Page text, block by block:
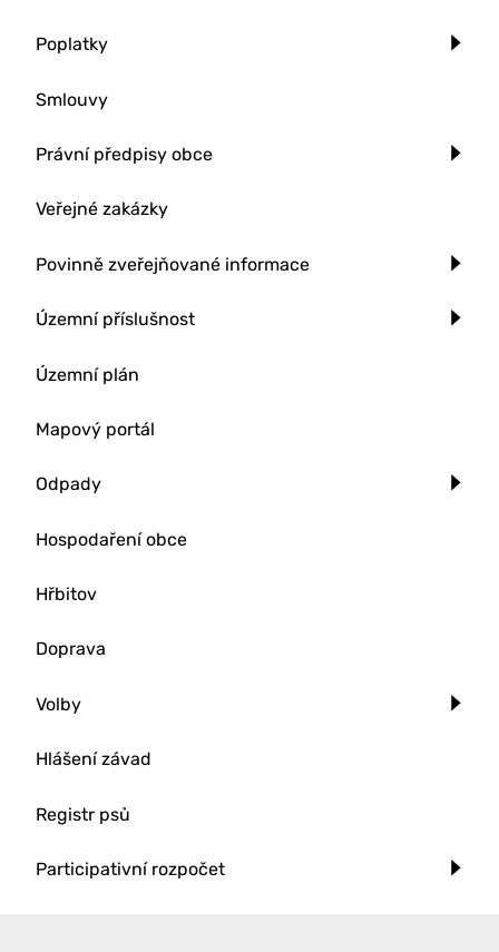
Poplatky
Smlouvy
Právní předpisy obce
Veřejné zakázky
Povinně zveřejňované informace
Územní příslušnost
Územní plán
Mapový portál
Odpady
Hospodaření obce
Hřbitov
Doprava
Volby
Hlášení závad
Registr psů
Participativní rozpočet